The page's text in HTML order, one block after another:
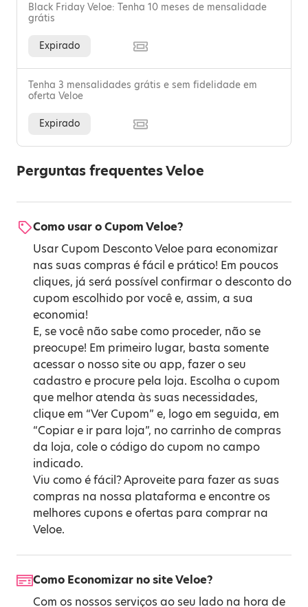
Black Friday Veloe: Tenha 10 meses de mensalidade
grátis
Expirado
Tenha 3 mensalidades grátis e sem fidelidade em
oferta Veloe
Expirado
Perguntas frequentes Veloe
Como usar o Cupom Veloe?
Usar Cupom Desconto Veloe para economizar
nas suas compras é fácil e prático! Em poucos
cliques, já será possível confirmar o desconto do
cupom escolhido por você e, assim, a sua
economia!
E, se você não sabe como proceder, não se
preocupe! Em primeiro lugar, basta somente
acessar o nosso site ou app, fazer o seu
cadastro e procure pela loja. Escolha o cupom
que melhor atenda às suas necessidades,
clique em “Ver Cupom” e, logo em seguida, em
“Copiar e ir para loja”, no carrinho de compras
da loja, cole o código do cupom no campo
indicado.
Viu como é fácil? Aproveite para fazer as suas
compras na nossa plataforma e encontre os
melhores cupons e ofertas para comprar na
Veloe.
Como Economizar no site Veloe?
Com os nossos serviços ao seu lado na hora de